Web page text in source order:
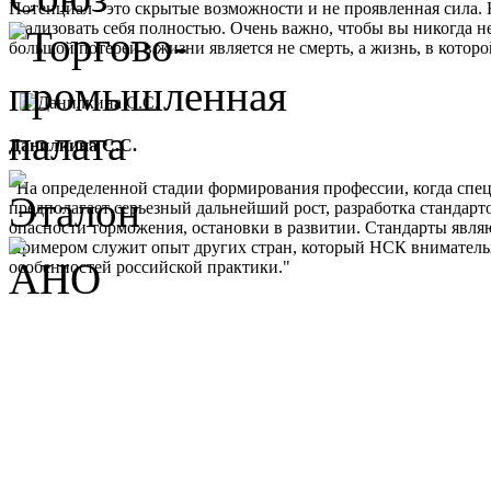
Потенциал - это скрытые возможности и не проявленная
реализовать себя полностью. Очень важно, чтобы вы никогда
большой потерей в жизни является не смерть, а жизнь, в
Данилкина С.С.
"На определенной стадии формирования профессии, когда
предполагает серьезный дальнейший рост, разработка
опасности торможения, остановки в развитии. Стандарты
Примером служит опыт других стран, который НСК
особенностей российской практики."